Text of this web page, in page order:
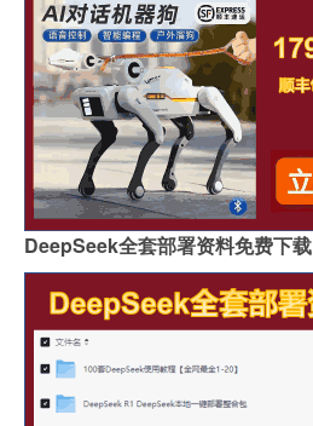
DeepSeek全套部署资料免费下载